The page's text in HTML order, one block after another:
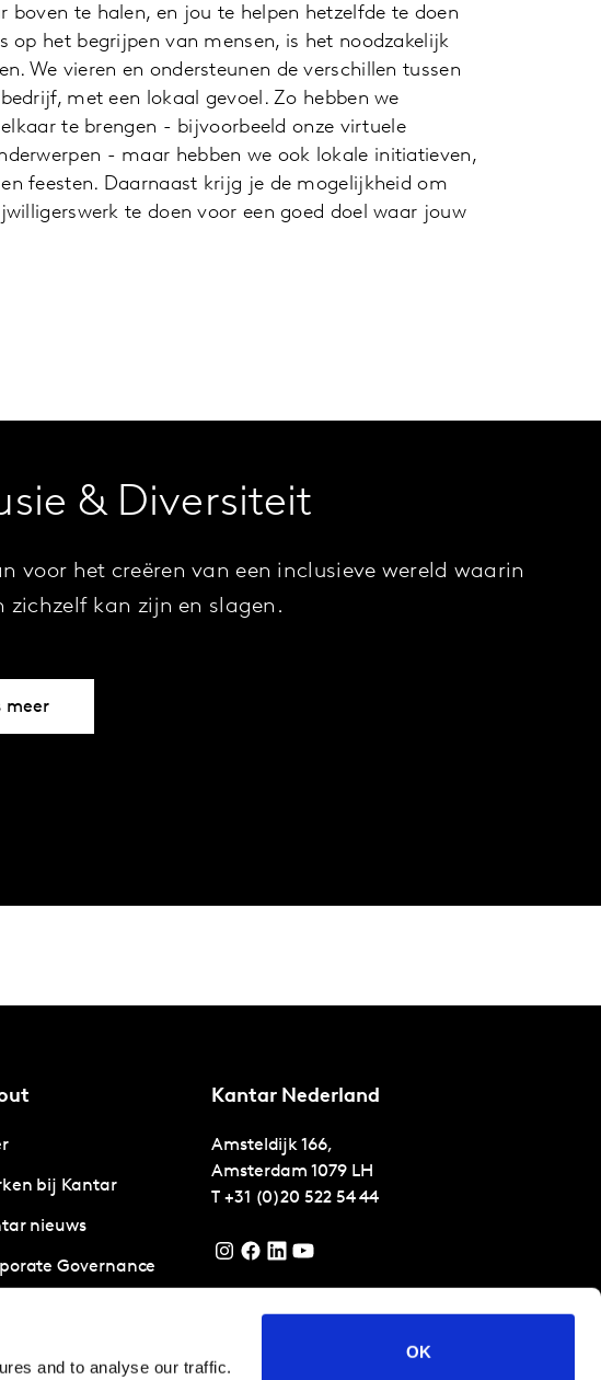
and to analyse our traffic.
OK
te halen, en jou te helpen hetzelfde te doen
op het begrijpen van mensen, is het noodzakelijk
We vieren en ondersteunen de verschillen tussen
met een lokaal gevoel. Zo hebben we
te brengen - bijvoorbeeld onze virtuele
- maar hebben we ook lokale initiatieven,
feesten. Daarnaast krijg je de mogelijkheid om
te doen voor een goed doel waar jouw
& Diversiteit
voor het creëren van een inclusieve wereld waarin
zichzelf kan zijn en slagen.
meer
bij Kantar
nieuws
Governance
Kantar Nederland
Amsteldijk 166,
Amsterdam 1079 LH
T +31 (0)20 522 54 44